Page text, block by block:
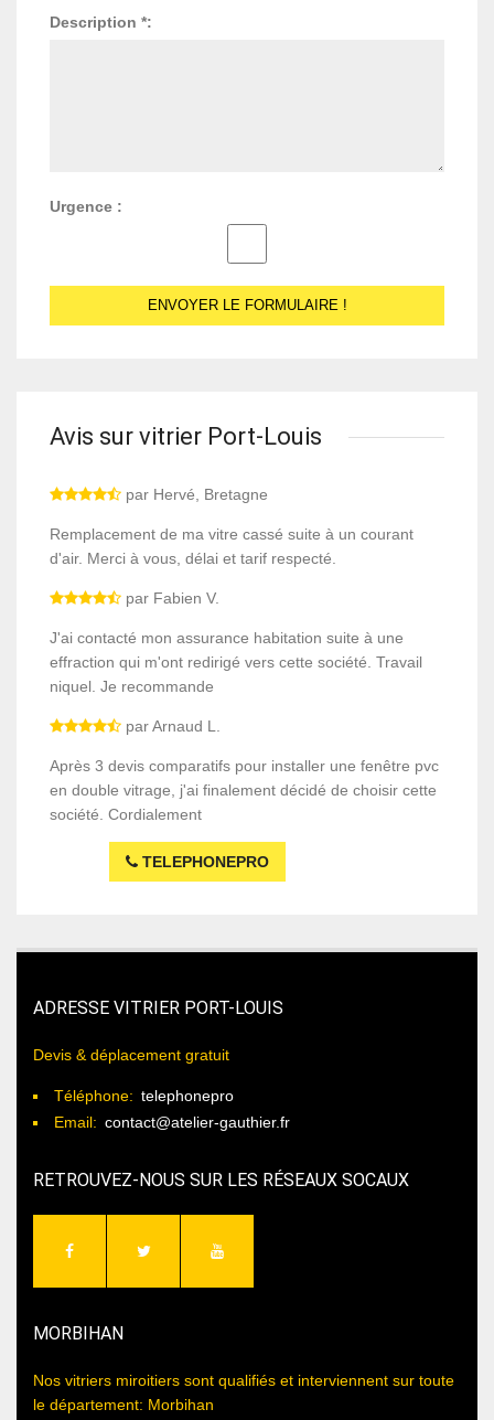
Description *:
Urgence :
Avis sur vitrier Port-Louis
par Hervé, Bretagne
Remplacement de ma vitre cassé suite à un courant
d'air. Merci à vous, délai et tarif respecté.
par Fabien V.
J'ai contacté mon assurance habitation suite à une
effraction qui m'ont redirigé vers cette société. Travail
niquel. Je recommande
par Arnaud L.
Après 3 devis comparatifs pour installer une fenêtre pvc
en double vitrage, j'ai finalement décidé de choisir cette
société. Cordialement
TELEPHONEPRO
ADRESSE VITRIER PORT-LOUIS
Devis & déplacement gratuit
Téléphone: telephonepro
Email: contact@atelier-gauthier.fr
RETROUVEZ-NOUS SUR LES RÉSEAUX SOCAUX
MORBIHAN
Nos vitriers miroitiers sont qualifiés et interviennent sur toute
le département: Morbihan